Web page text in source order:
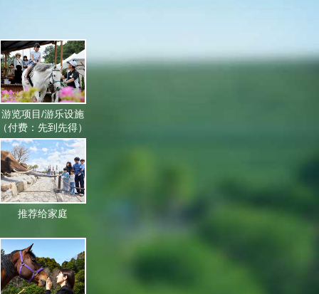
游览项目/游乐设施
付费：先到先得）
推荐给家庭